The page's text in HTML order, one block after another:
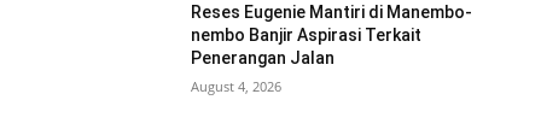
Reses Eugenie Mantiri di Manembo-
nembo Banjir Aspirasi Terkait
Penerangan Jalan
August 4, 2026